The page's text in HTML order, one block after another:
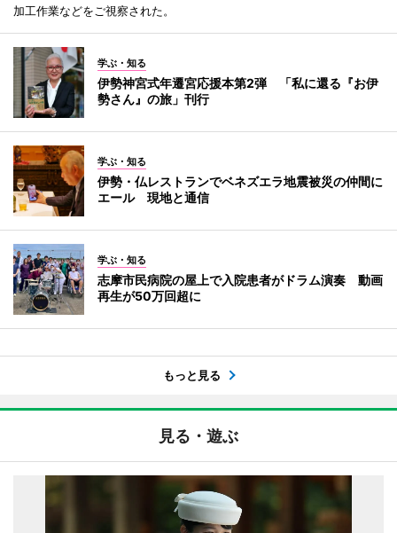
加工作業などをご視察された。
学ぶ・知る
伊勢神宮式年遷宮応援本第2弾 「私に還る『お伊
勢さん』の旅」刊行
学ぶ・知る
伊勢・仏レストランでベネズエラ地震被災の仲間に
エール 現地と通信
学ぶ・知る
志摩市民病院の屋上で入院患者がドラム演奏 動画
再生が50万回超に
もっと見る
見る・遊ぶ